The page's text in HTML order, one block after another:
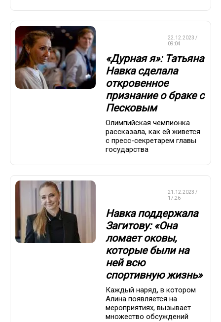
22.12.2023 /
09:04
«Дурная я»: Татьяна
Навка сделала
откровенное
признание о браке с
Песковым
Олимпийская чемпионка
рассказала, как ей живется
с пресс-секретарем главы
государства
21.12.2023 /
17:26
Навка поддержала
Загитову: «Она
ломает оковы,
которые были на
ней всю
спортивную жизнь»
Каждый наряд, в котором
Алина появляется на
мероприятиях, вызывает
множество обсуждений